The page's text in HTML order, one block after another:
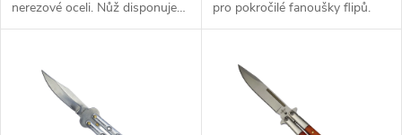
nerezové oceli. Nůž disponuje
pružinkovou pojistkou a
pro pokročilé fanoušky flipů.